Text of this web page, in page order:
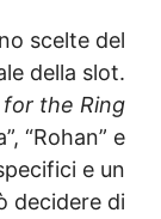
il finale della
Quest for the
specifici
può